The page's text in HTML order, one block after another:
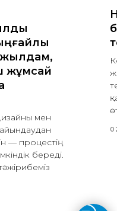
жылдам,
жұмсай
мен
— процестің
береді.